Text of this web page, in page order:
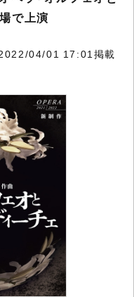
で上演
04/01 17:01掲載